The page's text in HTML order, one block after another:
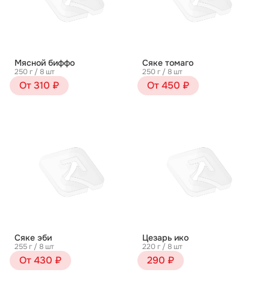
Мясной биффо
250 г / 8 шт
От 310 ₽
Сяке томаго
250 г / 8 шт
От 450 ₽
Сяке эби
255 г / 8 шт
От 430 ₽
Цезарь ико
220 г / 8 шт
290 ₽